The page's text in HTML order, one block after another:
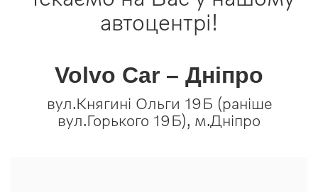
автоцентрі!
Volvo Car – Дніпро
вул.Княгині Ольги 19Б (раніше
вул.Горького 19Б), м.Дніпро